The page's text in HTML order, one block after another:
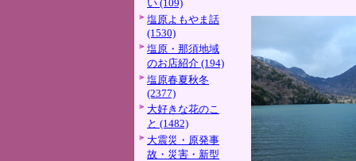
い (109)
塩原よもやま話
(1530)
塩原・那須地域
のお店紹介 (194)
塩原春夏秋冬
(2377)
大好きな花のこ
と (1482)
大震災・原発事
故・災害・新型